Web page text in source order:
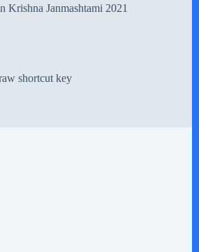
Krishna Janmashtami 2021
shortcut key